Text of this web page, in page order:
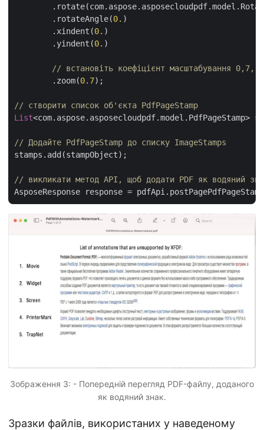
	.rotateAngle(
0. )
	.xindent(
0. )
	.yindent(
0. )
// встановіть коефіцієнт масштабування 0,7,
	.zoom(
0.7);
// створити список об'єкта PdfPageStamp
List<com.aspose.asposecloudpdf.model.PdfPageStamp>
// Додайте PdfPageStamp до списку ImageStamps
stamps.add(stampObject);
// викликати метод API, щоб додати PDF як водяний
AsposeResponse response =
Зображення 3: - Попередній перегляд PDF-файлу, доданого
як водяний знак.
Зразки файлів, використаних у наведеному